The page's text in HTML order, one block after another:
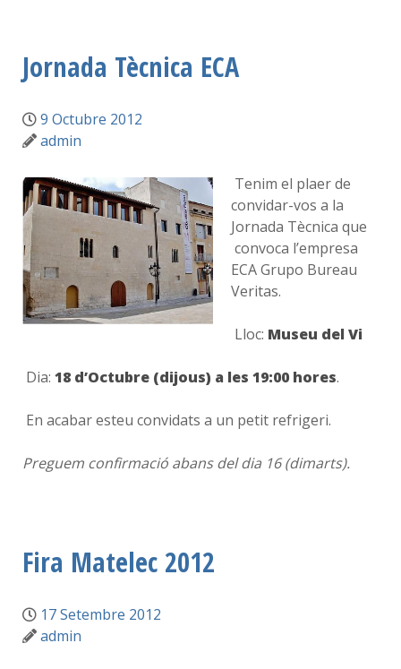
Jornada Tècnica ECA
9 Octubre 2012
admin
Tenim el plaer de
convidar-vos a la
Jornada Tècnica que
convoca l’empresa
ECA Grupo Bureau
Veritas.
Lloc: Museu del Vi
Dia: 18 d’Octubre (dijous) a les 19:00 hores.
En acabar esteu convidats a un petit refrigeri.
Preguem confirmació abans del dia 16 (dimarts).
Fira Matelec 2012
17 Setembre 2012
admin